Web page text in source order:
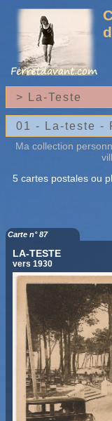
Ma collection
5 cartes postales ou
Carte n° 87
LA-TESTE
vers 1930